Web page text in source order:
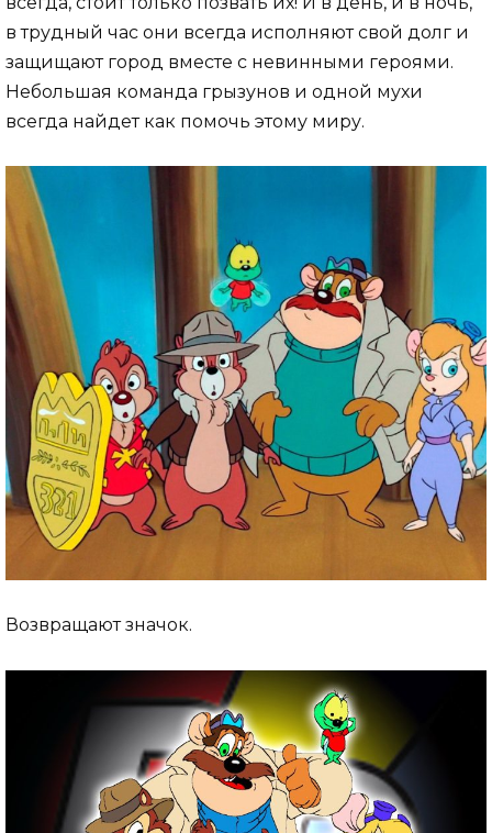
в трудный час они всегда исполняют свой долг и
защищают город вместе с невинными героями.
Небольшая команда грызунов и одной мухи
всегда найдет как помочь этому миру.
Возвращают значок.